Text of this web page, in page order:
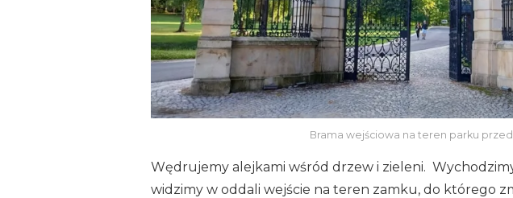
Brama wejściowa na teren parku
Wędrujemy alejkami wśród drzew i zieleni.
widzimy w oddali wejście na teren zamku, do którego